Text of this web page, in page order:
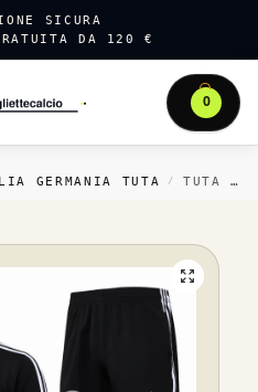
SICURA
DA 120 €
0
GERMANIA TUTA / TUTA COMPLETA FELPA CON ZIP LUNGA GERMANIA 2025 NERO BIANCO